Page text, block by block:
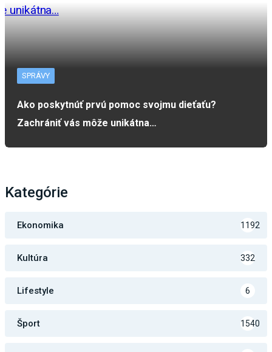
SPRÁVY
Ako poskytnúť prvú pomoc svojmu dieťaťu?
Zachrániť vás môže unikátna…
Kategórie
Ekonomika 1192
Kultúra 332
Lifestyle 6
Šport 1540